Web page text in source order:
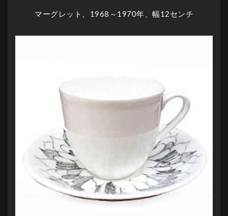
マーグレット、1968～1970年、幅12センチ